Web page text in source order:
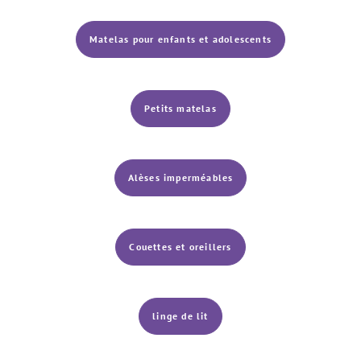
Matelas pour enfants et adolescents
Petits matelas
Alèses imperméables
Couettes et oreillers
linge de lit